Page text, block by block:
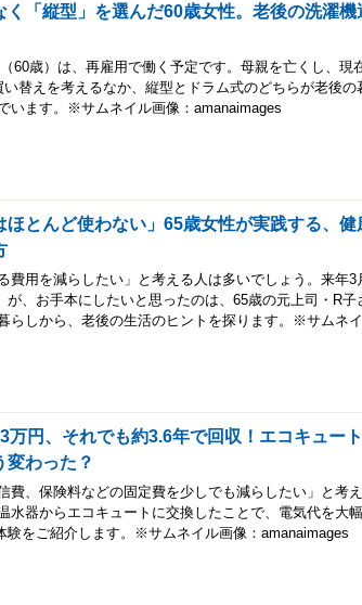
く「縦型」を選んだ60歳女性。老後の洗濯機
60歳）は、再雇用で働く予定です。母親を亡くし、現
替えを考えるなか、縦型とドラム式のどちらが老後の
います。※サムネイル画像：amanaimages
ほとんど使わない」65歳女性が実践する、健
費用を減らしたい」と考える人は多いでしょう。来年3
、お手本にしたいと思ったのは、65歳の元上司・R子
らしから、老後の生活のヒントを探ります。※サムネ
万円、それでも約3.6年で回収！エコキュー
変わった？
費、保険料などの固定費を少しでも減らしたい」と考
水器からエコキュートに交換したことで、電気代を大
験をご紹介します。※サムネイル画像：amanaimages